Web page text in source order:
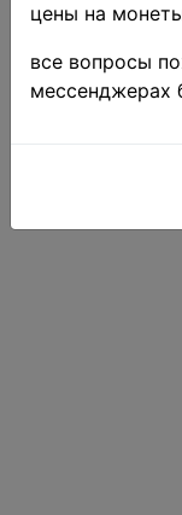
цены на
все вопросы
мессенджерах